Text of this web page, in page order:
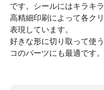
です。シールにはキラキ
高精細印刷によって各ク
表現しています。
好きな形に切り取って使
コのパーツにも最適です。